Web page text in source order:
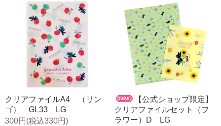
クリアファイルA4 （リン
ゴ） GL33 LG
300円(税込330円)
【公式ショップ限定】
クリアファイルセット（フ
ラワー）D LG